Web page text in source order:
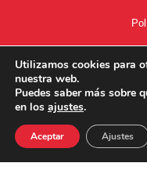
Utilizamos cookies para
nuestra web.
Puedes saber más sobre
en los ajustes.
Aceptar Ajustes